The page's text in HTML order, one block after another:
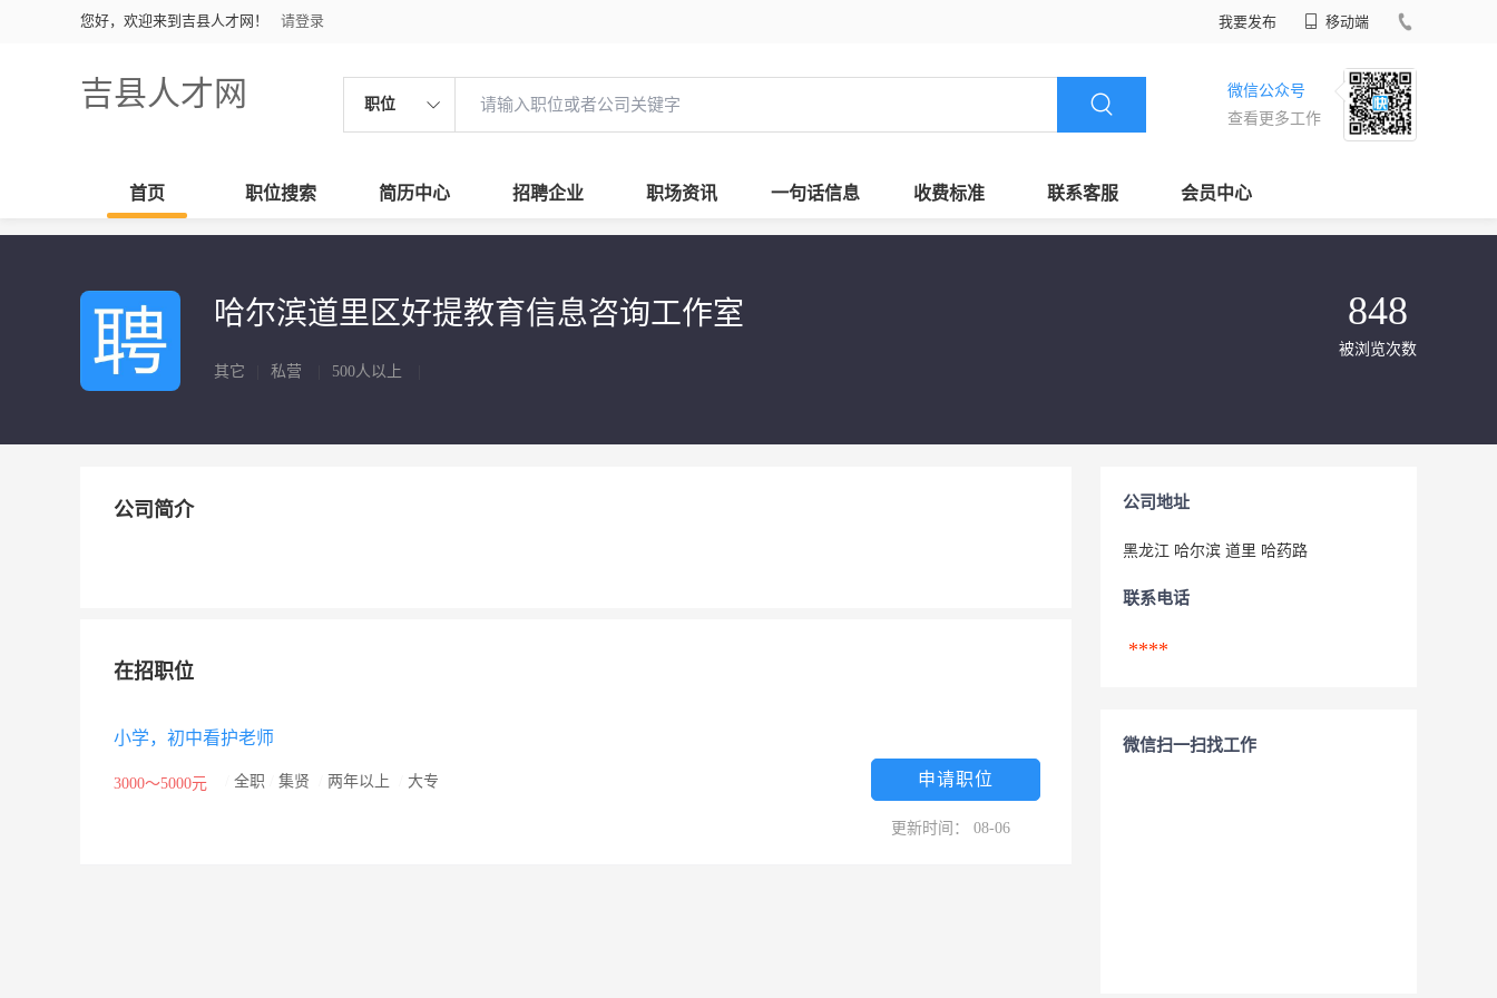
您好，欢迎来到吉县人才网！ 请登录 我要发布 移动端
吉县人才网 职位
微信公众号
查看更多工作
首页 职位搜索 简历中心 招聘企业 职场资讯 一句话信息 收费标准 联系客服 会员中心
哈尔滨道里区好提教育信息咨询工作室
其它 私营 500人以上
848
被浏览次数
公司简介
在招职位
小学，初中看护老师
3000～5000元 全职 集贤 两年以上 大专 申请职位
更新时间： 08-06
公司地址
黑龙江 哈尔滨 道里 哈药路
联系电话
****
微信扫一扫找工作